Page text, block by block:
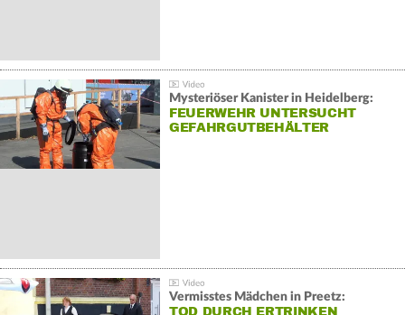
Mysteriöser Kanister in Heidelberg:
FEUERWEHR UNTERSUCHT
GEFAHRGUTBEHÄLTER
Vermisstes Mädchen in Preetz: